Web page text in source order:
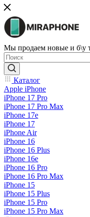
Мы продаем новые и б\у
Каталог
Apple iPhone
iPhone 17 Pro
iPhone 17 Pro Max
iPhone 17e
iPhone 17
iPhone Air
iPhone 16
iPhone 16 Plus
iPhone 16e
iPhone 16 Pro
iPhone 16 Pro Max
iPhone 15
iPhone 15 Plus
iPhone 15 Pro
iPhone 15 Pro Max